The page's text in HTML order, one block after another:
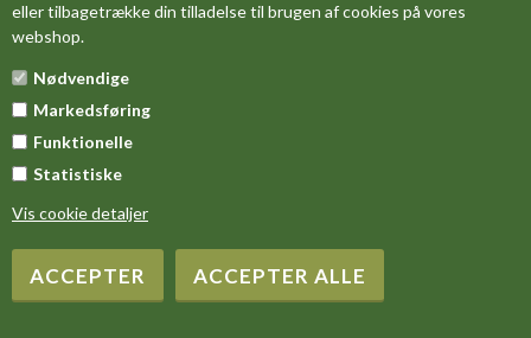
eller tilbagetrække din tilladelse til brugen af cookies på vores
webshop.
Nødvendige
Markedsføring
Funktionelle
Statistiske
Vis cookie detaljer
FraDKK 349,00 FraDKK 399,00